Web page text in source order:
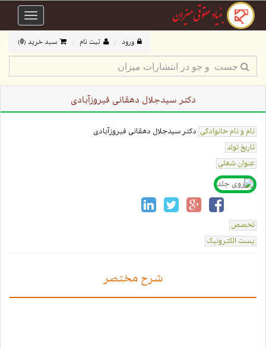
Toggle
ورود ثبت نام سبد خرید (0
)
دکتر سیدجلال دهقانی فیروزآبادی
نام و نام خانوادگی دکتر سیدجلال دهقانی فیروزآبادی
تاریخ تولد
عنوان شغلی
تخصص
پست الکترونیک
شرح مختصر